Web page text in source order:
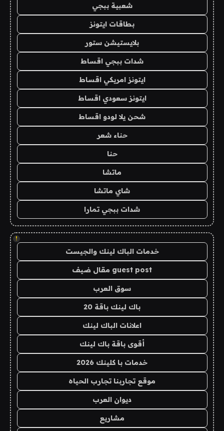
شعبية ببجي
بطاقات ايتونز
بلايستيشن ستور
شدات ببجي اقساط
ايتونز امريكي اقساط
ايتونز سعودي اقساط
شحن يلا لودو اقساط
حناء شعر
حنا
ماتشا
شاي ماتشا
شدات ببجي تمارا
!
خدمات الباك لينك والجيست
guest post مقال ضيف
سوق العرب
باك لينك باقة 20
اعلانات الباك لينك
أقوى باقة باك لينك
خدمات با كلينك 2026
موقع تجاربنا تجارب الحياه
ديوان العرب
مشاريع